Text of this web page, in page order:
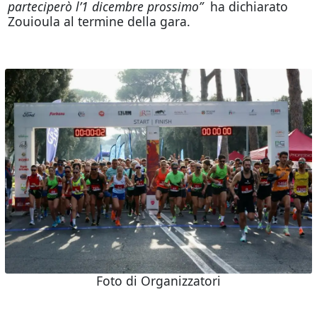
parteciperò l’1 dicembre prossimo”ha dichiarato
Zouioula al termine della gara.
Foto di Organizzatori